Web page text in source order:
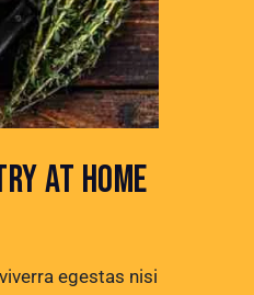
AT HOME
egestas nisi